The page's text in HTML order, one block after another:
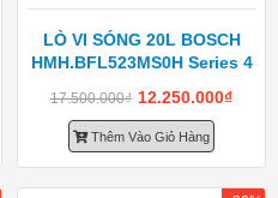
LÒ VI SÓNG 20L BOSCH
HMH.BFL523MS0H Series 4
17.500.000₫ 12.250.000₫
Thêm Vào Giỏ Hàng